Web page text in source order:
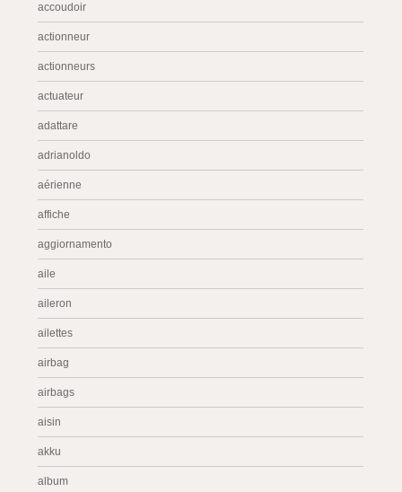
accoudoir
actionneur
actionneurs
actuateur
adattare
adrianoldo
aérienne
affiche
aggiornamento
aile
aileron
ailettes
airbag
airbags
aisin
akku
album